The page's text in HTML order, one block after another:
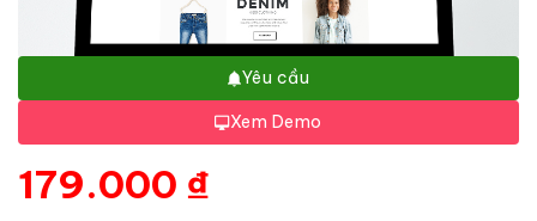
Yêu cầu
Xem Demo
179.000 ₫